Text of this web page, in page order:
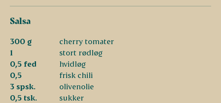
Salsa
300 g
cherry tomater
1
stort rødløg
0,5 fed
hvidløg
0,5
frisk chili
3 spsk.
olivenolie
0,5 tsk.
sukker